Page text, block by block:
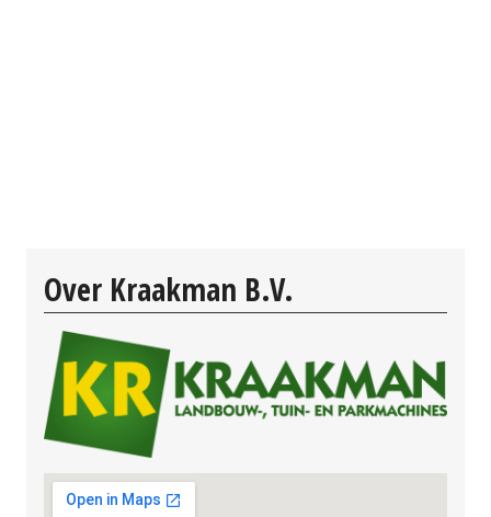
Over Kraakman B.V.